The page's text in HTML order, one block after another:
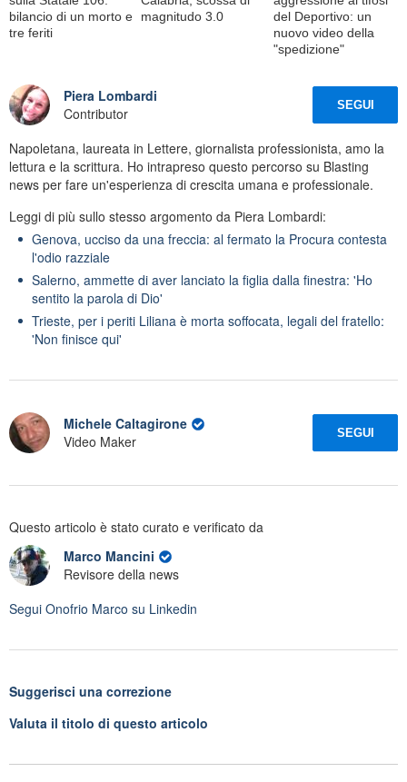
bilancio di un morto e
tre feriti
magnitudo 3.0
del Deportivo: un
nuovo video della
"spedizione"
Piera Lombardi
Contributor
SEGUI
Napoletana, laureata in Lettere, giornalista professionista, amo la
lettura e la scrittura. Ho intrapreso questo percorso su Blasting
news per fare un'esperienza di crescita umana e professionale.
Leggi di più sullo stesso argomento da Piera Lombardi:
Genova, ucciso da una freccia: al fermato la Procura contesta
l'odio razziale
Salerno, ammette di aver lanciato la figlia dalla finestra: 'Ho
sentito la parola di Dio'
Trieste, per i periti Liliana è morta soffocata, legali del fratello:
'Non finisce qui'
Michele Caltagirone
Video Maker
SEGUI
Questo articolo è stato curato e verificato da
Marco Mancini
Revisore della news
Segui Onofrio Marco su Linkedin
Suggerisci una correzione
Valuta il titolo di questo articolo